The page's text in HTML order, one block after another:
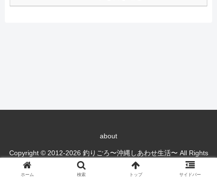
about
Copyright © 2012-2026 釣りごろ〜沖縄しあわせ生活〜 All Rights
ホーム 検索 トップ サイドバー